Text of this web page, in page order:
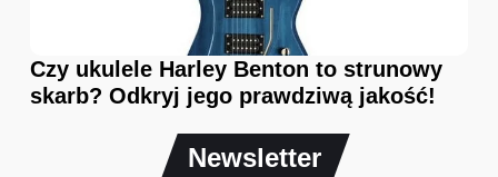
Czy ukulele Harley Benton to strunowy
skarb? Odkryj jego prawdziwą jakość!
Newsletter